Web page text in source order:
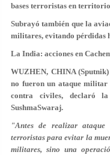
bases terroristas en
Subrayó también que la
militares, evitando pérdidas
La India: acciones en
WUZHEN, CHINA
no fueron un ataque
contra civiles, declaró
SushmaSwaraj.
"Antes de realizar
terroristas para evitar la
militares, sino una